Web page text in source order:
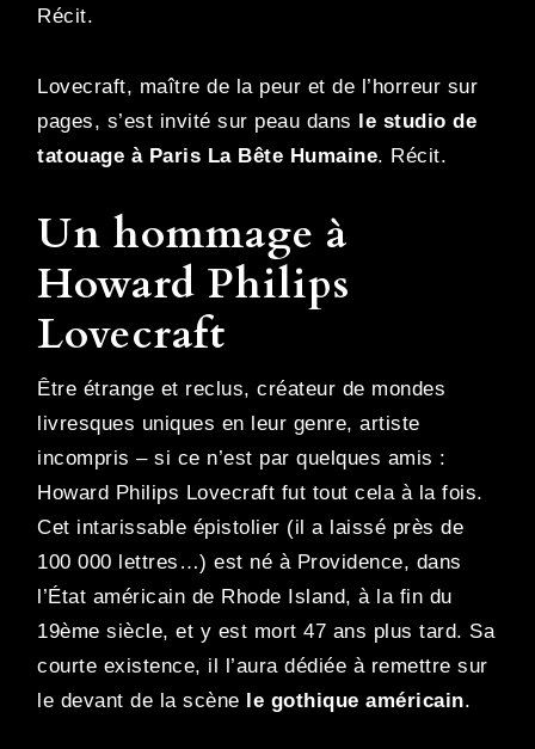
Récit.
Lovecraft, maître de la peur et de l’horreur sur
pages, s’est invité sur peau dans
le studio de
tatouage à Paris La Bête Humaine. Récit.
Un hommage à
Howard Philips
Lovecraft
Être étrange et reclus, créateur de mondes
livresques uniques en leur genre, artiste
incompris – si ce n’est par quelques amis :
Howard Philips Lovecraft fut tout cela à la fois.
Cet intarissable épistolier (il a laissé près de
100 000 lettres…) est né à Providence, dans
l’État américain de Rhode Island, à la fin du
19ème siècle, et y est mort 47 ans plus tard. Sa
courte existence, il l’aura dédiée à remettre sur
le devant de la scène
le gothique américain.